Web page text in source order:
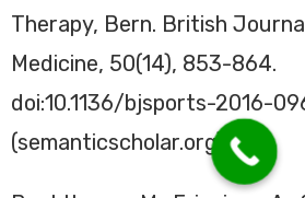
Therapy, Bern. British
Medicine, 50(14), 853-864.
doi:10.1136/bjsports-2016-
(semanticscholar.org)